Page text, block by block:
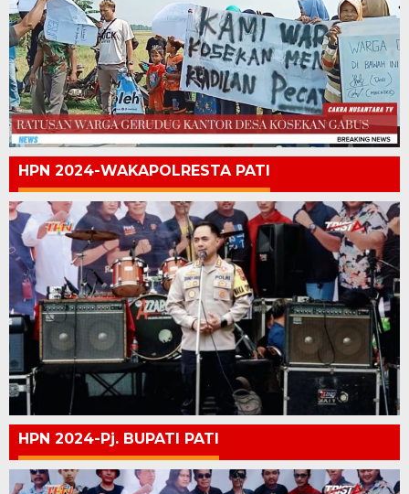
HPN 2024-WAKAPOLRESTA PATI
HPN 2024-Pj. BUPATI PATI